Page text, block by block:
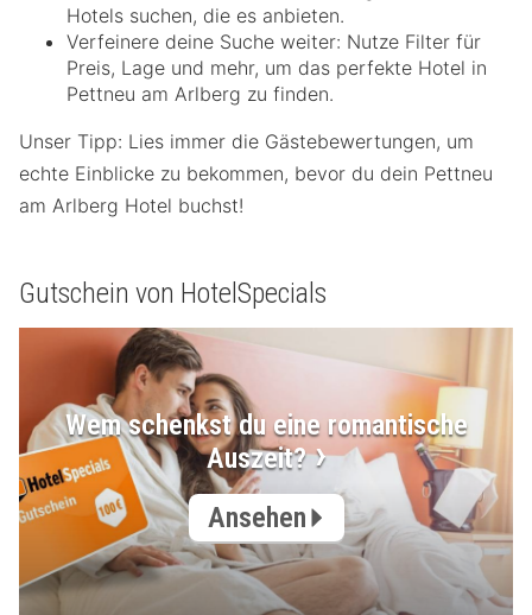
Hotels suchen, die es anbieten.
Verfeinere deine Suche weiter: Nutze Filter für
Preis, Lage und mehr, um das perfekte Hotel in
Pettneu am Arlberg zu finden.
Unser Tipp: Lies immer die Gästebewertungen, um
echte Einblicke zu bekommen, bevor du dein Pettneu
am Arlberg Hotel buchst!
Gutschein von HotelSpecials
Wem schenkst du eine romantische
Auszeit?
Ansehen